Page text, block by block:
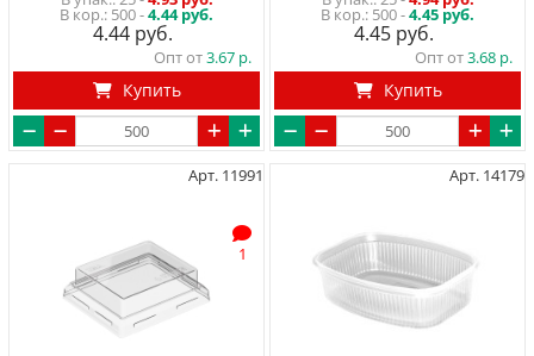
500 -4.44 руб.
4.44
Опт от3.67
Купить
500 -4.45 руб.
4.45
Опт от3.68
Купить
Арт. 11991
1
Арт. 14179